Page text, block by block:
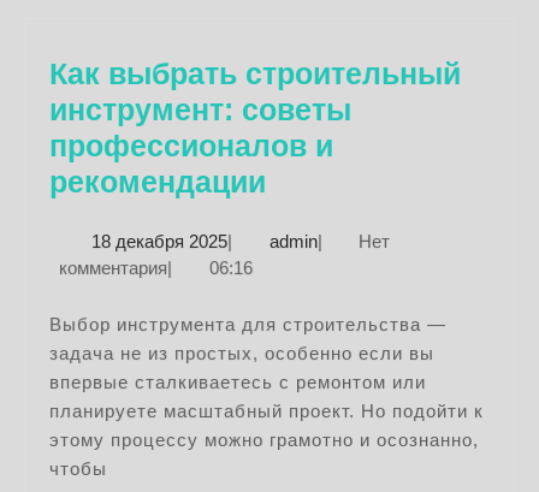
Как выбрать строительный
инструмент: советы
профессионалов и
рекомендации
строительный
советы
профессионалов
и
рекомендации
18 декабря 202518
декабря
| adminadmin
|
Нет
комментария| 06:16
Выбор инструмента для строительства —
задача не из простых, особенно если вы
впервые сталкиваетесь с ремонтом или
планируете масштабный проект. Но подойти к
этому процессу можно грамотно и осознанно,
чтобы